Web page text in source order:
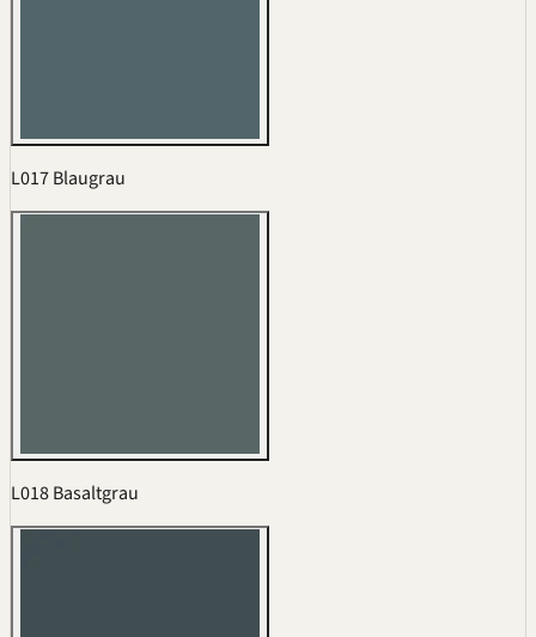
L017 Blaugrau
L018 Basaltgrau